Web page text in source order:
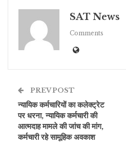
SAT News
Comments
PREV POST
न्यायिक कर्मचारियों का कलेक्ट्रेट
पर धरना, न्यायिक कर्मचारी की
आत्मदाह मामले की जांच की मांग,
कर्मचारी रहे सामूहिक अवकाश